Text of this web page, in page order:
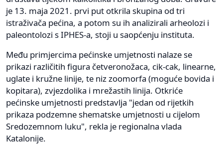
je 13. maja 2021. prvi put otkrila skupina od tri
istraživača pećina, a potom su ih analizirali arheolozi i
paleontolozi s IPHES-a, stoji u saopćenju instituta.
Među primjercima pećinske umjetnosti nalaze se
prikazi različitih figura četveronožaca, cik-cak, linearne,
uglate i kružne linije, te niz zoomorfa (moguće bovida i
kopitara), zvjezdolika i mrežastih linija. Otkriće
pećinske umjetnosti predstavlja "jedan od rijetkih
prikaza podzemne shematske umjetnosti u cijelom
Sredozemnom luku", rekla je regionalna vlada
Katalonije.